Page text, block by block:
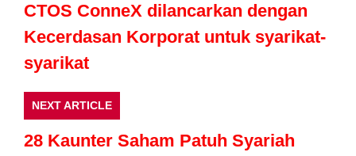
CTOS ConneX dilancarkan dengan
Kecerdasan Korporat untuk syarikat-
syarikat
NEXT ARTICLE
28 Kaunter Saham Patuh Syariah